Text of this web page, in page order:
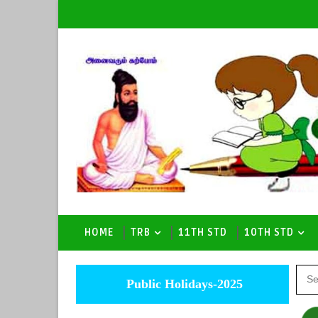
HOME TRB 11TH STD 10TH STD
Public Holidays-2025